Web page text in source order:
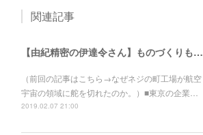
関連記事
【由紀精密の伊達令さん】ものづくりも、広報も強い町工場。
（前回の記事はこちら→なぜネジの町工場が航空
宇宙の領域に舵を切れたのか。）■東京の企業…
2019.02.07 21:00